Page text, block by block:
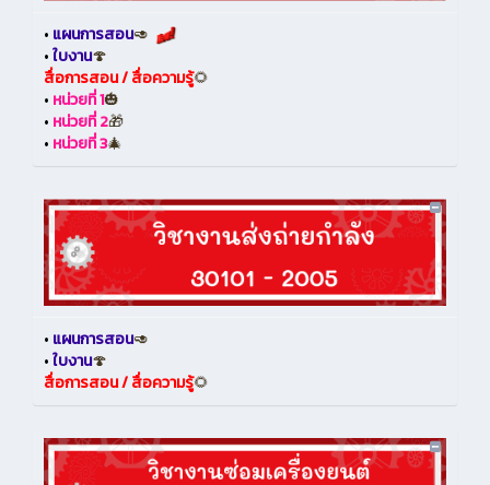
• แผนการสอน🥑
•ใบงาน🍄
สื่อการสอน / สื่อความรู้🌻
• หน่วยที่ 1🎃
• หน่วยที่ 2🎁
• หน่วยที่ 3🎄
• แผนการสอน🥑
•ใบงาน🍄
สื่อการสอน / สื่อความรู้🌻